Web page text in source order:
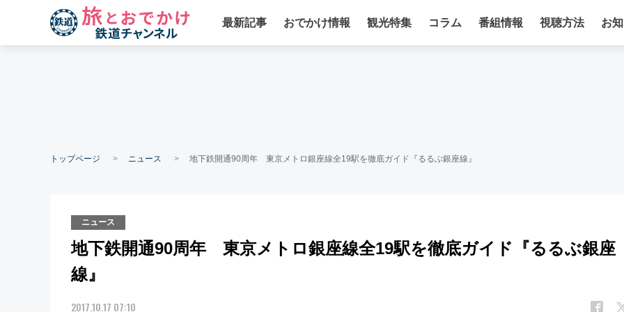
最新記事 おでかけ情報 観光特集 コラム 番組情報 視聴方法 お
トップページ ニュース 地下鉄開通90周年 東京メトロ銀座線全19駅を徹底ガイド『るるぶ銀座線』
ニュース
地下鉄開通90周年 東京メトロ銀座線全19駅を徹底ガイド『るるぶ銀座
線』
2017.10.17 07:10